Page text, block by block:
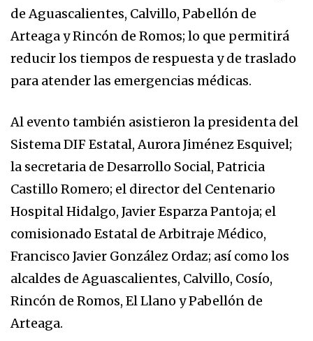
de Aguascalientes, Calvillo, Pabellón de
Arteaga y Rincón de Romos; lo que permitirá
reducir los tiempos de respuesta y de traslado
para atender las emergencias médicas.
Al evento también asistieron la presidenta del
Sistema DIF Estatal, Aurora Jiménez Esquivel;
la secretaria de Desarrollo Social, Patricia
Castillo Romero; el director del Centenario
Hospital Hidalgo, Javier Esparza Pantoja; el
comisionado Estatal de Arbitraje Médico,
Francisco Javier González Ordaz; así como los
alcaldes de Aguascalientes, Calvillo, Cosío,
Rincón de Romos, El Llano y Pabellón de
Arteaga.